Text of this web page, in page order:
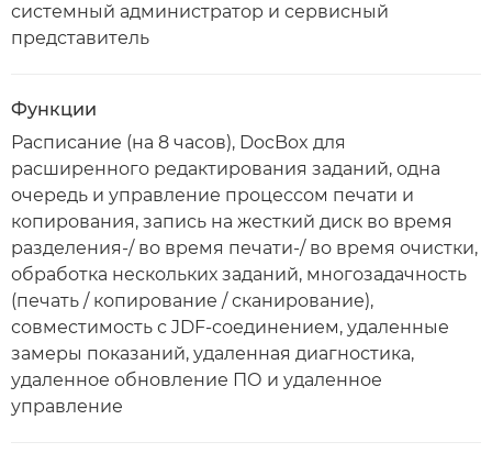
системный администратор и сервисный
представитель
Функции
Расписание (на 8 часов), DocBox для
расширенного редактирования заданий, одна
очередь и управление процессом печати и
копирования, запись на жесткий диск во время
разделения-/ во время печати-/ во время очистки,
обработка нескольких заданий, многозадачность
(печать / копирование / сканирование),
совместимость с JDF-соединением, удаленные
замеры показаний, удаленная диагностика,
удаленное обновление ПО и удаленное
управление